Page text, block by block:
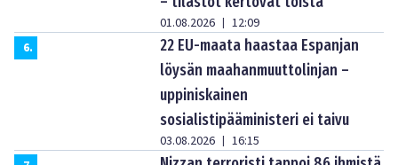
01.08.2026 | 12:09
6.
22 EU-maata haastaa Espanjan
löysän maahanmuuttolinjan –
uppiniskainen
sosialistipääministeri ei taivu
03.08.2026 | 16:15